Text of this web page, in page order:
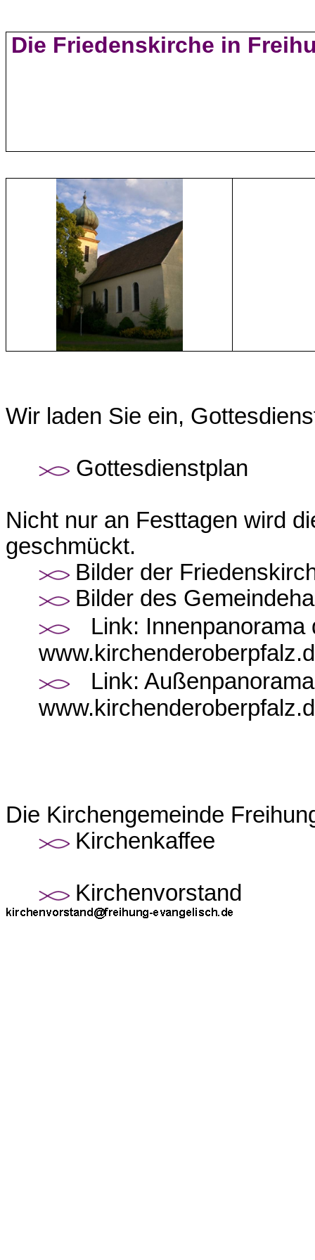
Die Friedenskirche in
Wir laden Sie ein,
Gottesdienstplan
Nicht nur an Festtagen wird
geschmückt.
Bilder der
Bilder des
Link:
Link:
Die Kirchengemeinde
Kirchenkaffee
Kirchenvorstand